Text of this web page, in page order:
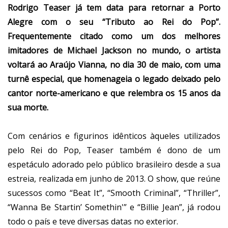
Rodrigo Teaser já tem data para retornar a Porto
Alegre com o seu “Tributo ao Rei do Pop”.
Frequentemente citado como um dos melhores
imitadores de Michael Jackson no mundo, o artista
voltará ao Araújo Vianna, no dia 30 de maio, com uma
turnê especial, que homenageia o legado deixado pelo
cantor norte-americano e que relembra os 15 anos da
sua morte.
Com cenários e figurinos idênticos àqueles utilizados
pelo Rei do Pop, Teaser também é dono de um
espetáculo adorado pelo público brasileiro desde a sua
estreia, realizada em junho de 2013. O show, que reúne
sucessos como “Beat It”, “Smooth Criminal”, “Thriller”,
“Wanna Be Startin’ Somethin'” e “Billie Jean”, já rodou
todo o país e teve diversas datas no exterior.